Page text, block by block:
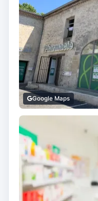
Google Maps